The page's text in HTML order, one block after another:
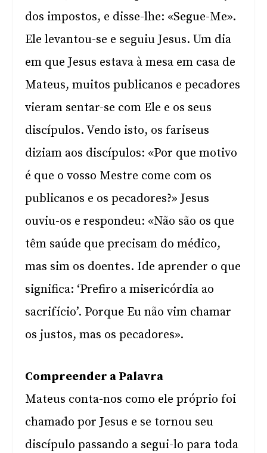
dos impostos, e disse-lhe: «Segue-Me».
Ele levantou-se e seguiu Jesus. Um dia
em que Jesus estava à mesa em casa de
Mateus, muitos publicanos e pecadores
vieram sentar-se com Ele e os seus
discípulos. Vendo isto, os fariseus
diziam aos discípulos: «Por que motivo
é que o vosso Mestre come com os
publicanos e os pecadores?» Jesus
ouviu-os e respondeu: «Não são os que
têm saúde que precisam do médico,
mas sim os doentes. Ide aprender o que
significa: ‘Prefiro a misericórdia ao
sacrifício’. Porque Eu não vim chamar
os justos, mas os pecadores».
Compreender a Palavra
Mateus conta-nos como ele próprio foi
chamado por Jesus e se tornou seu
discípulo passando a segui-lo para toda